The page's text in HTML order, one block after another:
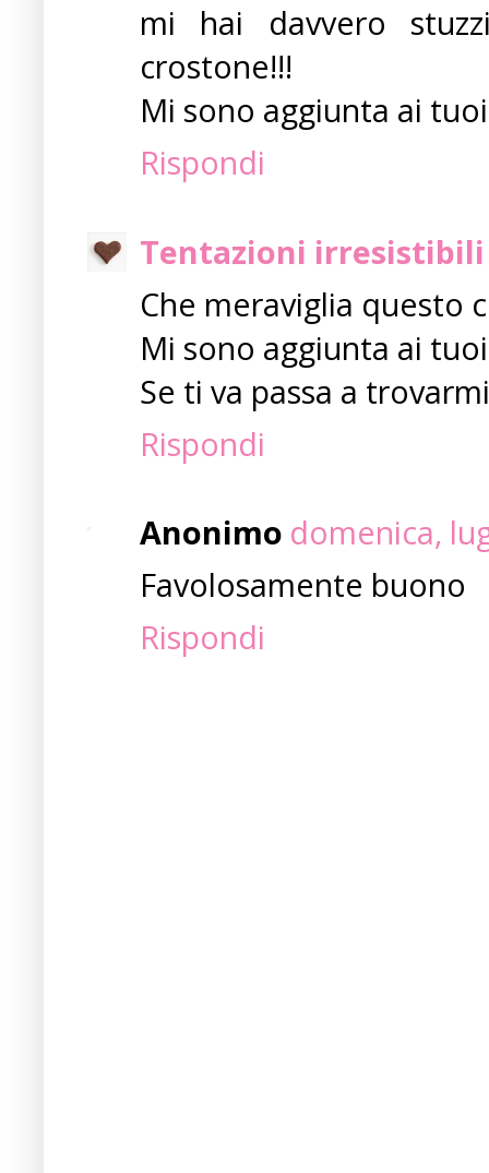
mi hai davvero
crostone!!!
Mi sono aggiunta ai
Rispondi
Tentazioni irresistibili
Che meraviglia questo
Mi sono aggiunta ai
Se ti va passa a
Rispondi
Anonimo domenica,
Favolosamente buono
Rispondi